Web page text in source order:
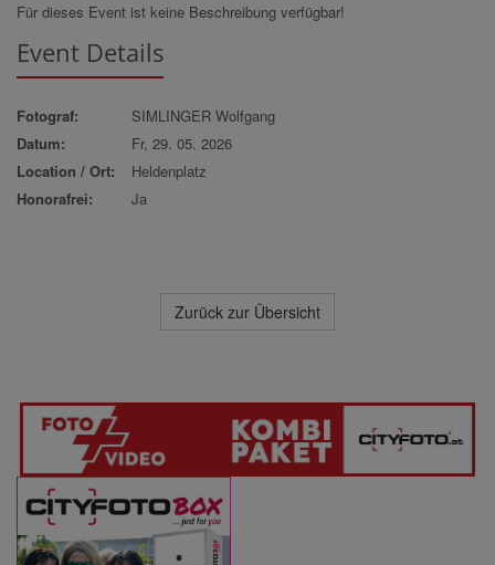
Für dieses Event ist keine Beschreibung verfügbar!
Event Details
Fotograf:
SIMLINGER Wolfgang
Datum:
Fr, 29. 05. 2026
Location / Ort:
Heldenplatz
Honorafrei:
Ja
Zurück zur Übersicht